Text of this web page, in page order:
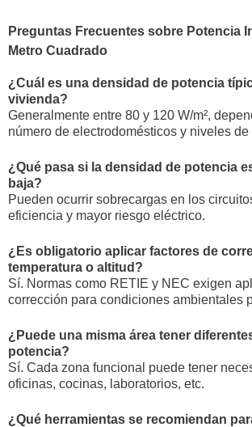
Preguntas Frecuentes sobre Potencia
Metro Cuadrado
¿Cuál es una densidad de potencia
vivienda?
Generalmente entre 80 y 120 W/m²,
número de electrodomésticos y niveles de
¿Qué pasa si la densidad de potencia
baja?
Pueden ocurrir sobrecargas en los
eficiencia y mayor riesgo eléctrico.
¿Es obligatorio aplicar factores de
temperatura o altitud?
Sí. Normas como RETIE y NEC exigen
corrección para condiciones ambientales
¿Puede una misma área tener
potencia?
Sí. Cada zona funcional puede tener
oficinas, cocinas, laboratorios, etc.
¿Qué herramientas se recomiendan